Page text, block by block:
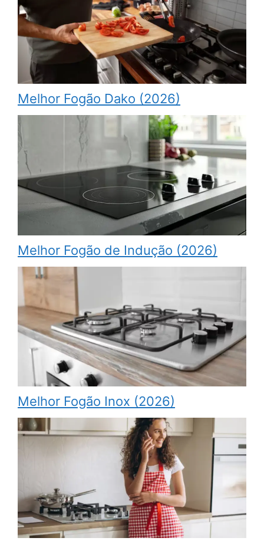
Melhor Fogão Dako (2026)
Melhor Fogão de Indução (2026)
Melhor Fogão Inox (2026)